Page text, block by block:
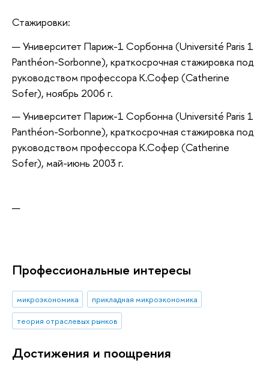
Стажировки:
Университет Париж-1 Сорбонна (Université Paris 1
Panthéon-Sorbonne), краткосрочная стажировка под
руководством профессора К.Софер (Catherine
Sofer), ноябрь 2006 г.
Университет Париж-1 Сорбонна (Université Paris 1
Panthéon-Sorbonne), краткосрочная стажировка под
руководством профессора К.Софер (Catherine
Sofer), май-июнь 2003 г.
Профессиональные интересы
микроэкономика
прикладная микроэкономика
теория отраслевых рынков
Достижения и поощрения